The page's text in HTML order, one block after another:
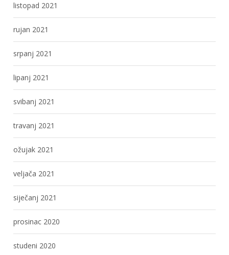
listopad 2021
rujan 2021
srpanj 2021
lipanj 2021
svibanj 2021
travanj 2021
ožujak 2021
veljača 2021
siječanj 2021
prosinac 2020
studeni 2020